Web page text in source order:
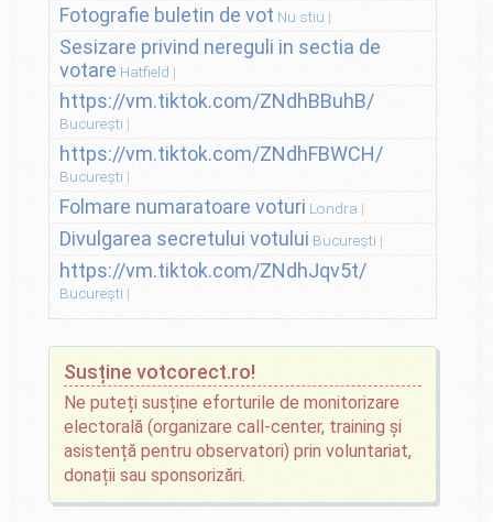
Fotografie buletin de vot Nu stiu
Sesizare privind nereguli in sectia de
votare Hatfield
https://vm.tiktok.com/ZNdhBBuhB/
București
https://vm.tiktok.com/ZNdhFBWCH/
București
Folmare numaratoare voturi Londra
Divulgarea secretului votului București
https://vm.tiktok.com/ZNdhJqv5t/
București
Susține votcorect.ro!
Ne puteți susține eforturile de monitorizare
electorală (organizare call-center, training și
asistență pentru observatori) prin voluntariat,
donații sau sponsorizări.